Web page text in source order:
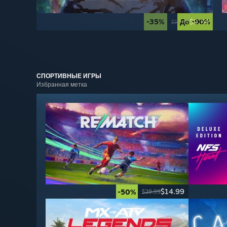
До -90%
-35% $14.99$9.74
СПОРТИВНЫЕ ИГРЫ
Избранная метка
-50% $29.99$14.99